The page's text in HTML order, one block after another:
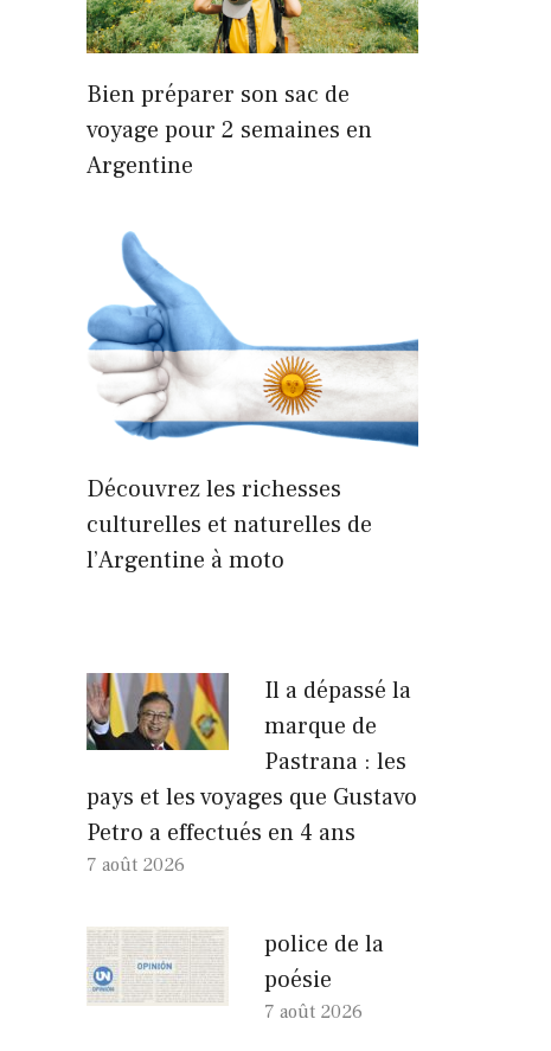
Bien préparer son sac de
voyage pour 2 semaines en
Argentine
Découvrez les richesses
culturelles et naturelles de
l’Argentine à moto
Il a dépassé la
marque de
Pastrana : les
pays et les voyages que Gustavo
Petro a effectués en 4 ans
7 août 2026
police de la
poésie
7 août 2026